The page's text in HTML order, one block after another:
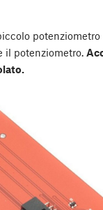
il potenziometro.